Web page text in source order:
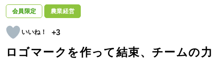
会員限定 農業経営
+3
ロゴマークを作って結束、チームの力